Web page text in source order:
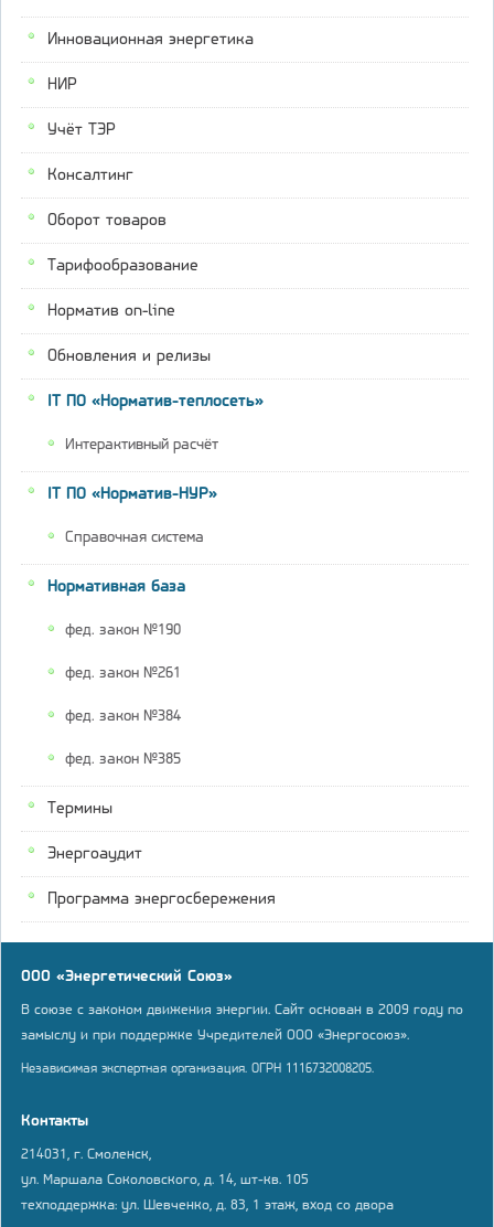
Инновационная энергетика
НИР
Учёт ТЭР
Консалтинг
Оборот товаров
Тарифообразование
Норматив on-line
Обновления и релизы
IT ПО «Норматив-теплосеть»
Интерактивный расчёт
IT ПО «Норматив-НУР»
Справочная система
Нормативная база
фед. закон №190
фед. закон №261
фед. закон №384
фед. закон №385
Термины
Энергоаудит
Программа энергосбережения
ООО «Энергетический Союз»
В союзе с законом движения энергии. Сайт основан в 2009 году по
замыслу и при поддержке Учредителей ООО «Энергосоюз».
Независимая экспертная организация. ОГРН 1116732008205.
Контакты
214031, г. Смоленск,
ул. Маршала Соколовского, д. 14, шт-кв. 105
техподдержка: ул. Шевченко, д. 83, 1 этаж, вход со двора